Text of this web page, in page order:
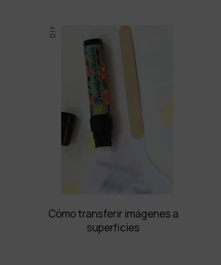
DIY
Cómo transferir imágenes a
superficies